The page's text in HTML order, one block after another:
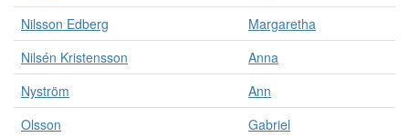
Nilsson Edberg
Margaretha
Nilsén Kristensson
Anna
Nyström
Ann
Olsson
Gabriel